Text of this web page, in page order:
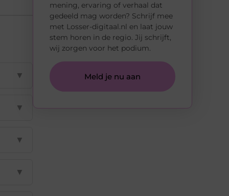
▼
▼
▼
▼
mening, ervaring of verhaal dat
gedeeld mag worden? Schrijf mee
met Losser-digitaal.nl en laat jouw
stem horen in de regio. Jij schrijft,
wij zorgen voor het podium.
Meld je nu aan